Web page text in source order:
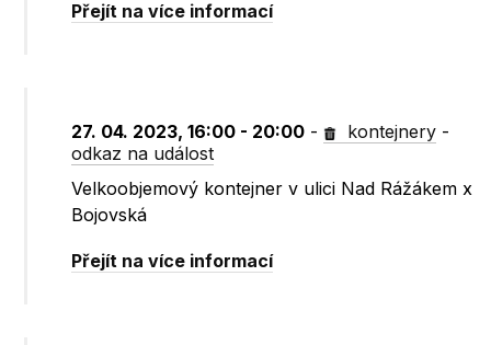
Přejít na více informací
27. 04. 2023, 16:00 - 20:00 - kontejnery -
odkaz na událost
Velkoobjemový kontejner v ulici Nad Rážákem x
Bojovská
Přejít na více informací